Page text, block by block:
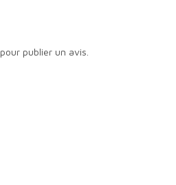
pour publier un avis.